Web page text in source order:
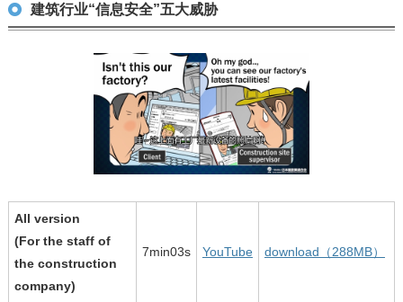
建筑行业“信息安全”五大威胁
All version
(For the staff of
the construction
company)
7min03s YouTube download（288MB）